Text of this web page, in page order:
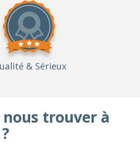
& Sérieux
trouver à